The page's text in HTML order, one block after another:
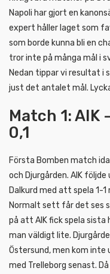
Napoli har gjort en
expert håller laget som
som borde kunna bli en
tror inte på många mål i
Nedan tippar vi resultat i
just det antalet mål.
Match 1: AIK
0,1
Första Bomben match
och Djurgården. AIK
Dalkurd med att spela 1-
Normalt sett får det ses
på att AIK fick spela sista
man väldigt lite.
Östersund, men kom
med Trelleborg senast.